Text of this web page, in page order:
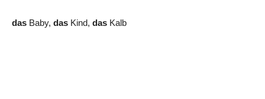
das Baby, das Kind, das Kalb